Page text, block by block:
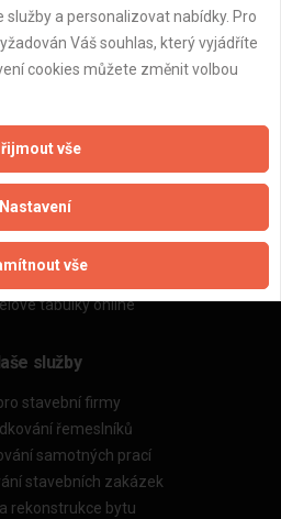
a řemeslníci
osobních údajů
souborů cookie
tabulky online
služby
stavební firmy
řemeslníků
samotných prací
stavebních zakázek
rekonstrukce bytu
a personalizovat nabídky. Pro
Váš souhlas, který vyjádříte
cookies můžete změnit volbou
vše
Nastavení
vše